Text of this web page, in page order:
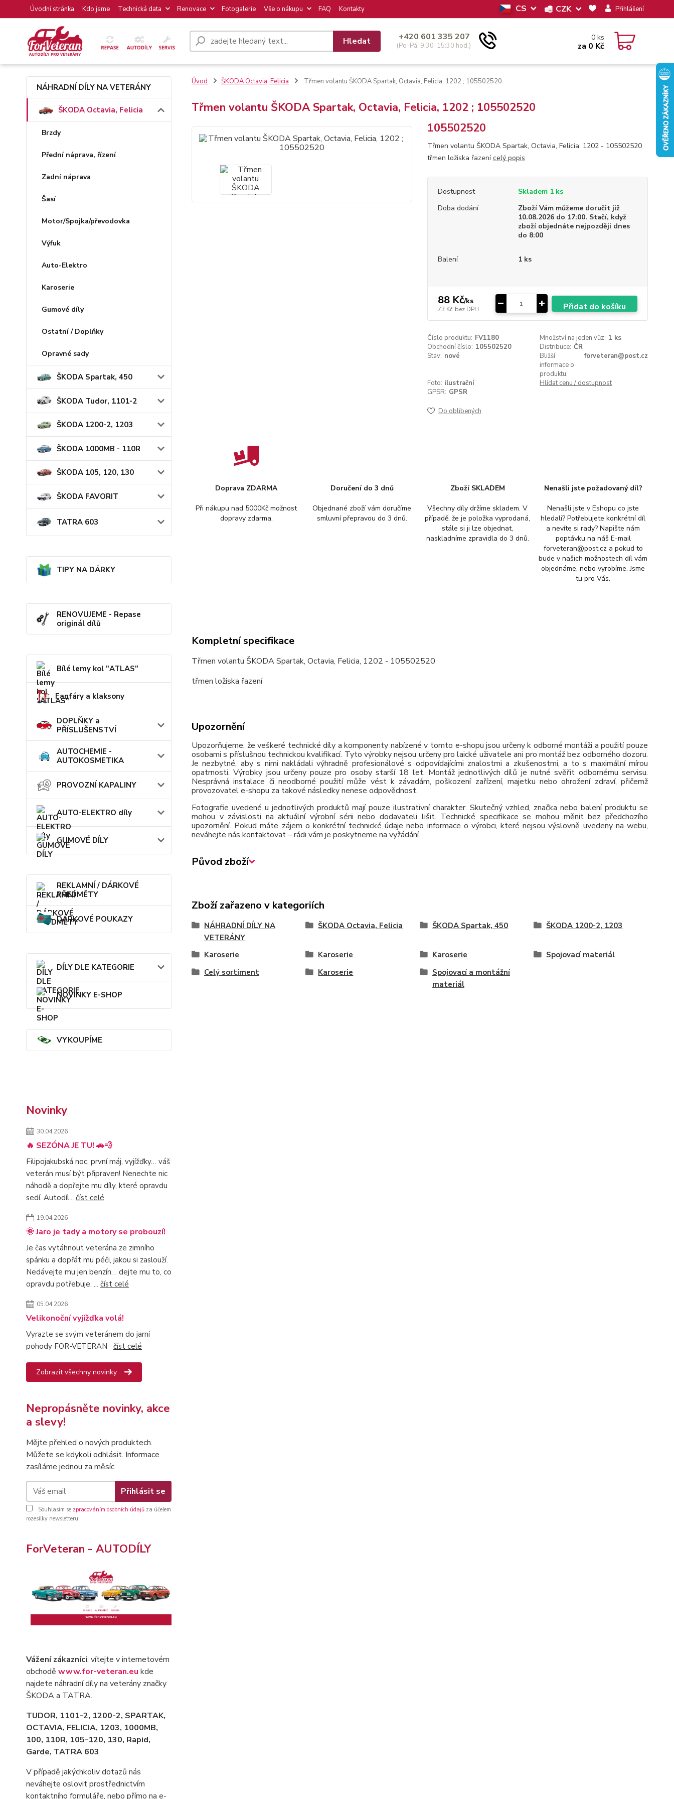
Úvodní stránka Kdo jsme Technická data Renovace Fotogalerie Vše o nákupu FAQ Kontakty CS CZK Přihlášení
Hledat +420 601 335 207
(Po-Pá, 9:30-15:30 hod.)
0 ks
za 0 Kč
NÁHRADNÍ DÍLY NA VETERÁNY
ŠKODA Octavia, Felicia
Brzdy
Přední náprava, řízení
Zadní náprava
Šasí
Motor/Spojka/převodovka
Výfuk
Auto-Elektro
Karoserie
Gumové díly
Ostatní / Doplňky
Opravné sady
ŠKODA Spartak, 450
ŠKODA Tudor, 1101-2
ŠKODA 1200-2, 1203
ŠKODA 1000MB - 110R
ŠKODA 105, 120, 130
ŠKODA FAVORIT
TATRA 603
TIPY NA DÁRKY
RENOVUJEME - Repase
originál dílů
Bílé lemy kol "ATLAS"
Fanfáry a klaksony
DOPLŇKY a
PŘÍSLUŠENSTVÍ
AUTOCHEMIE -
AUTOKOSMETIKA
PROVOZNÍ KAPALINY
AUTO-ELEKTRO díly
GUMOVÉ DÍLY
REKLAMNÍ / DÁRKOVÉ
PŘEDMĚTY
DÁRKOVÉ POUKAZY
DÍLY DLE KATEGORIE
NOVINKY E-SHOP
VYKOUPÍME
Novinky
30.04.2026
🔥 SEZÓNA JE TU! 🚗💨
Filipojakubská noc, první máj, vyjížďky… váš
veterán musí být připraven! Nenechte nic
náhodě a dopřejte mu díly, které opravdu
sedí. Autodíl... číst celé
19.04.2026
🌞 Jaro je tady a motory se probouzí!
Je čas vytáhnout veterána ze zimního
spánku a dopřát mu péči, jakou si zaslouží.
Nedávejte mu jen benzín… dejte mu to, co
opravdu potřebuje. ... číst celé
05.04.2026
Velikonoční vyjížďka volá!
Vyrazte se svým veteránem do jarní
pohody FOR-VETERAN číst celé
Zobrazit všechny novinky
Nepropásněte novinky, akce
a slevy!
Mějte přehled o nových produktech.
Můžete se kdykoli odhlásit. Informace
zasíláme jednou za měsíc.
Přihlásit se
Souhlasím se zpracováním osobních údajů za účelem
rozesílky newsletteru.
ForVeteran - AUTODÍLY
Vážení zákazníci, vítejte v internetovém
obchodě www.for-veteran.eu kde
najdete náhradní díly na veterány značky
ŠKODA a TATRA.
TUDOR, 1101-2, 1200-2, SPARTAK,
OCTAVIA, FELICIA, 1203, 1000MB,
100, 110R, 105-120, 130, Rapid,
Garde, TATRA 603
V případě jakýchkoliv dotazů nás
neváhejte oslovit prostřednictvím
kontaktního formuláře, nebo přímo na e-
Úvod ŠKODA Octavia, Felicia Třmen volantu ŠKODA Spartak, Octavia, Felicia, 1202 ; 105502520
Třmen volantu ŠKODA Spartak, Octavia, Felicia, 1202 ; 105502520
105502520
Třmen volantu ŠKODA Spartak, Octavia, Felicia, 1202 - 105502520
třmen ložiska řazenícelý popis
Dostupnost
Skladem 1 ks
Doba dodání
Zboží Vám můžeme doručit již
10.08.2026 do 17:00. Stačí, když
zboží objednáte nejpozději dnes
do 8:00
Balení 1 ks
88 Kč/ks
73 Kč bez DPH Přidat do košíku
Číslo produktu: FV1180 Množství na jeden vůz: 1 ks
Obchodní číslo: 105502520 Distribuce: ČR
Stav: nové
Bližší
informace o
produktu:
forveteran@post.cz
Foto: ilustrační
Hlídat cenu / dostupnost
GPSR: GPSR
Do oblíbených
Doprava ZDARMA
Při nákupu nad 5000Kč možnost
dopravy zdarma.
Doručení do 3 dnů
Objednané zboží vám doručíme
smluvní přepravou do 3 dnů.
Zboží SKLADEM
Všechny díly držíme skladem. V
případě, že je položka vyprodaná,
stále si ji lze objednat,
naskladníme zpravidla do 3 dnů.
Nenašli jste požadovaný díl?
Nenašli jste v Eshopu co jste
hledali? Potřebujete konkrétní díl
a nevíte si rady? Napište nám
poptávku na náš E-mail
forveteran@post.cz a pokud to
bude v našich možnostech díl vám
objednáme, nebo vyrobíme. Jsme
tu pro Vás.
Kompletní specifikace
Třmen volantu ŠKODA Spartak, Octavia, Felicia, 1202 - 105502520
třmen ložiska řazení
Upozornění
Upozorňujeme, že veškeré technické díly a komponenty nabízené v tomto e-shopu jsou určeny k odborné montáži a použití pouze
osobami s příslušnou technickou kvalifikací. Tyto výrobky nejsou určeny pro laické uživatele ani pro montáž bez odborného dozoru.
Je nezbytné, aby s nimi nakládali výhradně profesionálové s odpovídajícími znalostmi a zkušenostmi, a to s maximální mírou
opatrnosti. Výrobky jsou určeny pouze pro osoby starší 18 let. Montáž jednotlivých dílů je nutné svěřit odbornému servisu.
Nesprávná instalace či neodborné použití může vést k závadám, poškození zařízení, majetku nebo ohrožení zdraví, přičemž
provozovatel e-shopu za takové následky nenese odpovědnost.
Fotografie uvedené u jednotlivých produktů mají pouze ilustrativní charakter. Skutečný vzhled, značka nebo balení produktu se
mohou v závislosti na aktuální výrobní sérii nebo dodavateli lišit. Technické specifikace se mohou měnit bez předchozího
upozornění. Pokud máte zájem o konkrétní technické údaje nebo informace o výrobci, které nejsou výslovně uvedeny na webu,
neváhejte nás kontaktovat – rádi vám je poskytneme na vyžádání.
Původ zboží
Zboží zařazeno v kategoriích
NÁHRADNÍ DÍLY NA
VETERÁNY
ŠKODA Octavia, Felicia ŠKODA Spartak, 450 ŠKODA 1200-2, 1203
Karoserie Karoserie Karoserie
Spojovací materiál
Celý sortiment
Karoserie
Spojovací a montážní
materiál